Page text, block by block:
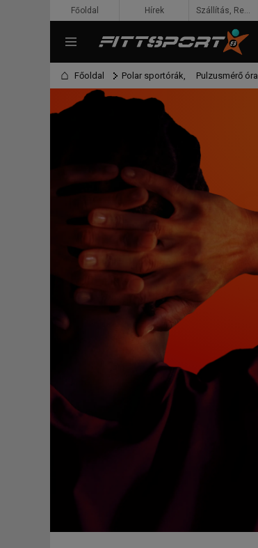
Főoldal Polar sportórák, Pulzusmérő óra
Főoldal Hírek Szállítás, Rendelés, Fizetés